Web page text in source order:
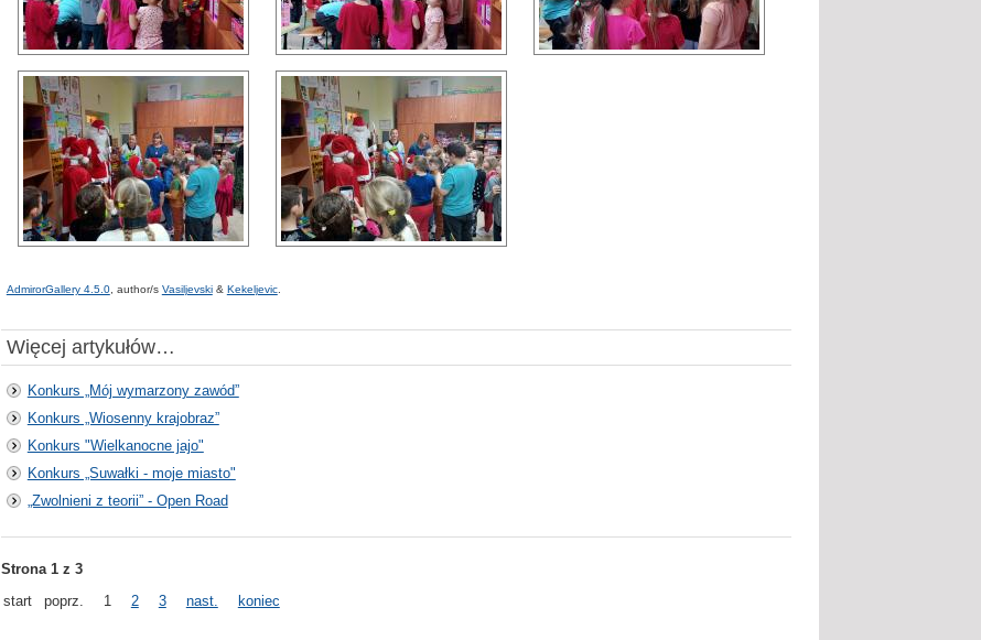
AdmirorGallery 4.5.0, author/s Vasiljevski& Kekeljevic.
Więcej artykułów…
Konkurs „Mój wymarzony zawód”
Konkurs „Wiosenny krajobraz”
Konkurs "Wielkanocne jajo"
Konkurs „Suwałki - moje miasto"
„Zwolnieni z teorii” - Open Road
Strona 1 z 3
start
poprz. 1 2 3 nast. koniec